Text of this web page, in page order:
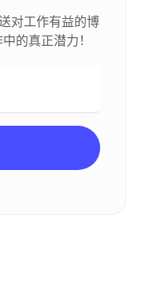
对工作有益的博
的真正潜力！